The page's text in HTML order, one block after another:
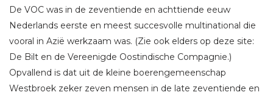
De VOC was in de zeventiende en achttiende eeuw
Nederlands eerste en meest succesvolle multinational die
vooral in Azië werkzaam was. (Zie ook elders op deze site:
De Bilt en de Vereenigde Oostindische Compagnie.)
Opvallend is dat uit de kleine boerengemeenschap
Westbroek zeker zeven mensen in de late zeventiende en